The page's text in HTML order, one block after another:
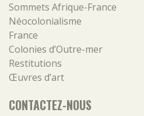
Sommets Afrique-France
Néocolonialisme
France
Colonies d’Outre-mer
Restitutions
Œuvres d’art
CONTACTEZ-NOUS